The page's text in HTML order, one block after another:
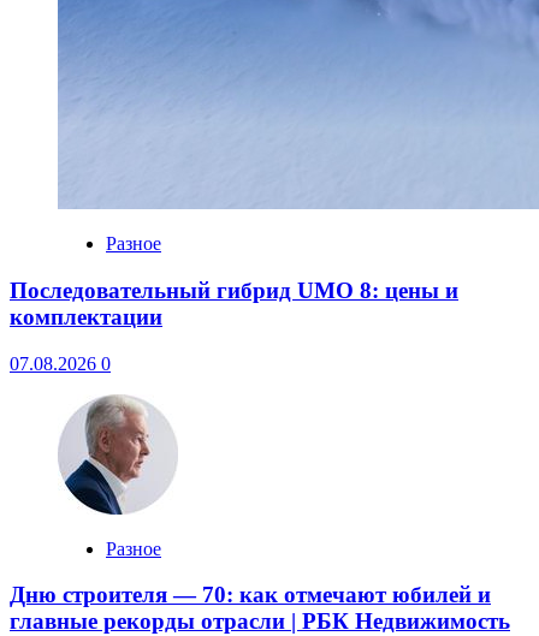
Разное
Последовательный гибрид UMO 8: цены и
комплектации
07.08.2026 0
Разное
Дню строителя — 70: как отмечают юбилей и
главные рекорды отрасли | РБК Недвижимость